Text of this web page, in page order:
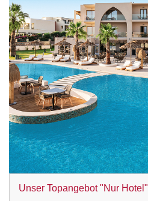
Unser Topangebot "Nur Hotel"